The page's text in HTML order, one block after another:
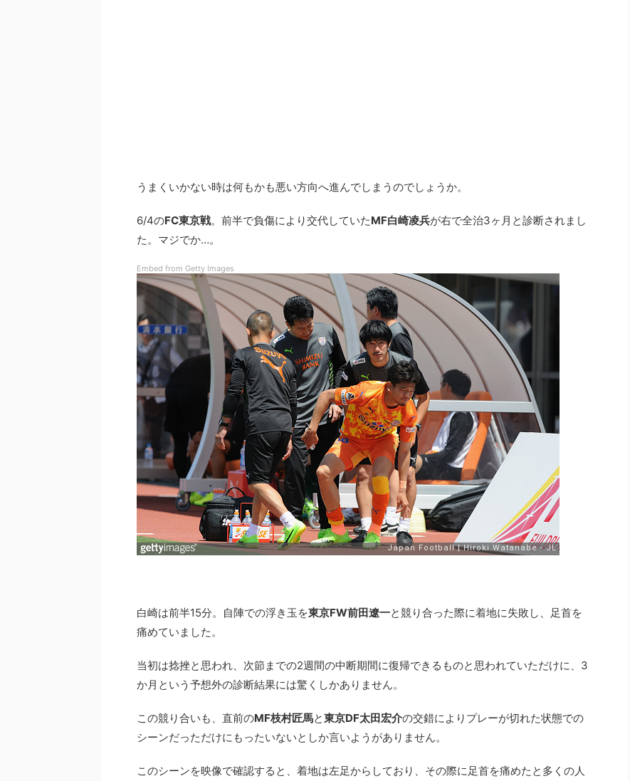
うまくいかない時は何もかも悪い方向へ進んでしまうのでしょうか。
6/4のFC東京戦。前半で負傷により交代していたMF白崎凌兵が右で全治3ヶ月と診断されまし
た。マジでか…。
Embed from Getty Images
白崎は前半15分。自陣での浮き玉を東京FW前田遼一と競り合った際に着地に失敗し、足首を
痛めていました。
当初は捻挫と思われ、次節までの2週間の中断期間に復帰できるものと思われていただけに、3
か月という予想外の診断結果には驚くしかありません。
この競り合いも、直前のMF枝村匠馬と東京DF太田宏介の交錯によりプレーが切れた状態での
シーンだっただけにもったいないとしか言いようがありません。
このシーンを映像で確認すると、着地は左足からしており、その際に足首を痛めたと多くの人